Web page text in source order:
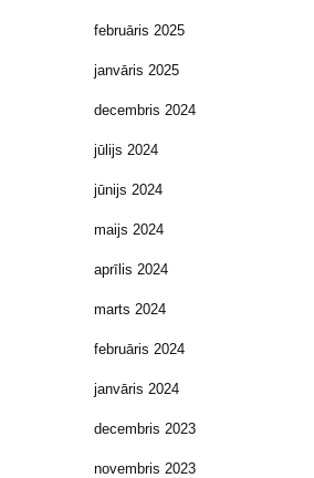
februāris 2025
janvāris 2025
decembris 2024
jūlijs 2024
jūnijs 2024
maijs 2024
aprīlis 2024
marts 2024
februāris 2024
janvāris 2024
decembris 2023
novembris 2023